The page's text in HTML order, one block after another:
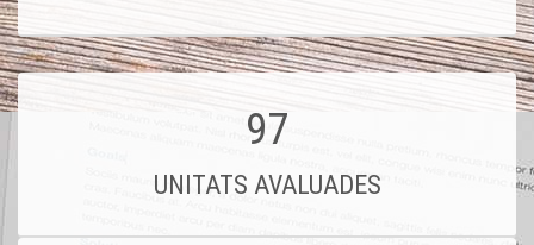
97
UNITATS AVALUADES